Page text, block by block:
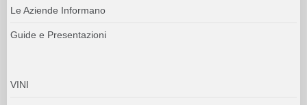
Le Aziende Informano
Guide e Presentazioni
VINI